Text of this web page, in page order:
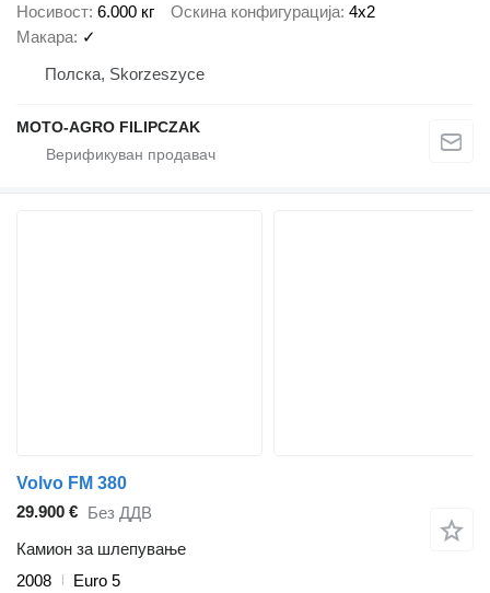
Носивост 6.000 кг Оскина конфигурација 4x2
Макара ✓
Полска, Skorzeszyce
MOTO-AGRO FILIPCZAK
Volvo FM 380
29.900 € Без ДДВ
Камион за шлепување
2008
Euro 5